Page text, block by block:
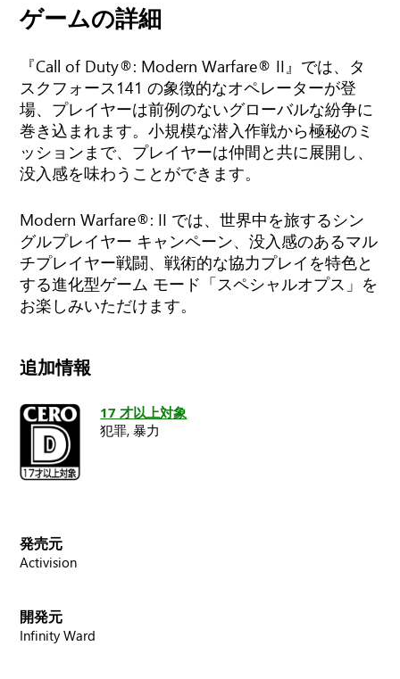
ゲームの詳細
『Call of Duty®: Modern Warfare® II』では、タ
スクフォース141 の象徴的なオペレーターが登
場、プレイヤーは前例のないグローバルな紛争に
巻き込まれます。小規模な潜入作戦から極秘のミ
ッションまで、プレイヤーは仲間と共に展開し、
没入感を味わうことができます。
Modern Warfare®: II では、世界中を旅するシン
グルプレイヤー キャンペーン、没入感のあるマル
チプレイヤー戦闘、戦術的な協力プレイを特色と
する進化型ゲーム モード「スペシャルオプス」を
お楽しみいただけます。
追加情報
17 才以上対象
犯罪, 暴力
発売元
Activision
開発元
Infinity Ward